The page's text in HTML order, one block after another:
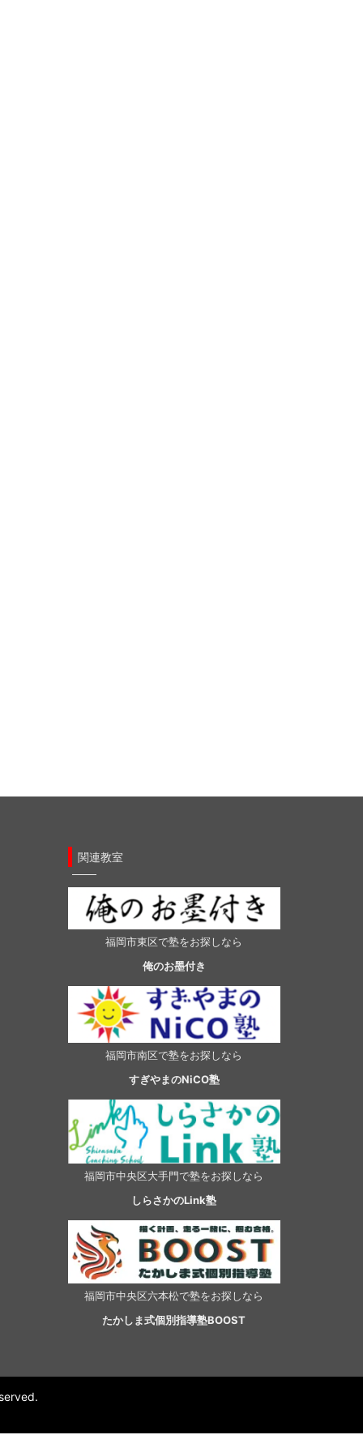
関連教室
福岡市東区で塾をお探しなら
俺のお墨付き
福岡市南区で塾をお探しなら
すぎやまのNiCO塾
福岡市中央区大手門で塾をお探しなら
しらさかのLink塾
福岡市中央区六本松で塾をお探しなら
たかしま式個別指導塾BOOST